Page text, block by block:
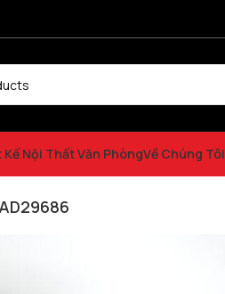
Nội Thất Văn PhòngVề Chúng Tôi